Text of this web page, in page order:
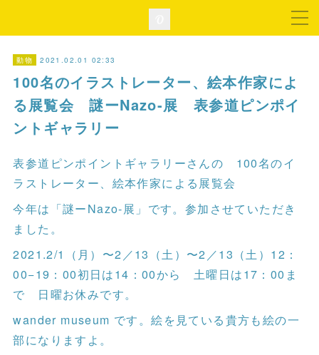
動物 2021.02.01 02:33
100名のイラストレーター、絵本作家によ
る展覧会 謎ーNazo-展 表参道ピンポイ
ントギャラリー
表参道ピンポイントギャラリーさんの 100名のイ
ラストレーター、絵本作家による展覧会
今年は「謎ーNazo-展」です。参加させていただき
ました。
2021.2/1（月）〜2／13（土）〜2／13（土）12：
00−19：00初日は14：00から 土曜日は17：00ま
で 日曜お休みです。
wander museum です。絵を見ている貴方も絵の一
部になりますよ。